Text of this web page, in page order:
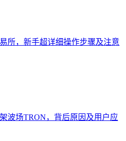
所，新手超详细操作步骤及注意
波场TRON，背后原因及用户应